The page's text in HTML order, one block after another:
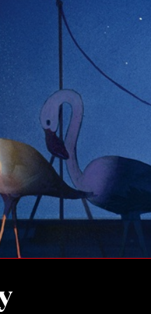
d’Arte
Venezia
Film Festival
di Roma
Festival
- Accedi al tuo profilo
Nuovo utente
noi
Economici per
lavori in economia